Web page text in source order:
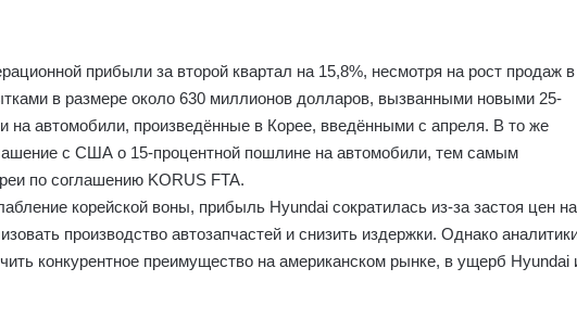
прибыли за второй квартал на 15,8%, несмотря на рост продаж в
в размере около 630 миллионов долларов, вызванными новыми 25-
на автомобили, произведённые в Корее, введёнными с апреля. В то же
с США о 15-процентной пошлине на автомобили, тем самым
по соглашению KORUS FTA.
корейской воны, прибыль Hyundai сократилась из-за застоя цен на
производство автозапчастей и снизить издержки. Однако
конкурентное преимущество на американском рынке, в ущерб Hyundai